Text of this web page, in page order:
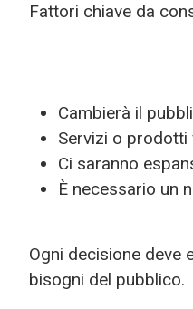
Fattori chiave da
Cambierà il
Servizi o
Ci saranno
È necessario un
Ogni decisione deve
bisogni del pubblico.